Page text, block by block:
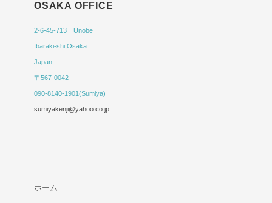
OSAKA OFFICE
2-6-45-713 Unobe
Ibaraki-shi,Osaka
Japan
〒567-0042
090-8140-1901(Sumiya)
sumiyakenji@yahoo.co.jp
ホーム